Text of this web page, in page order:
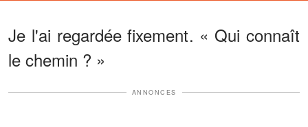
Je l'ai regardée fixement. « Qui connaît
le chemin ? »
ANNONCES